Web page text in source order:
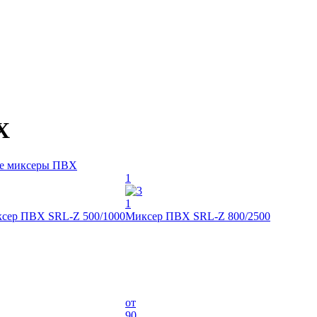
миксеры ПВХ
ПВХ SRL-Z 500/1000
1
1
Миксер ПВХ SRL-Z 800/2500
от